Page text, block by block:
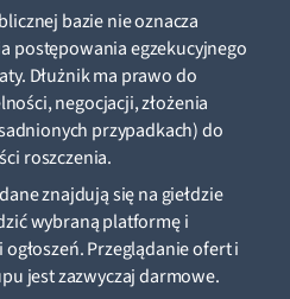
bazie nie oznacza
postępowania egzekucyjnego
Dłużnik ma prawo do
negocjacji, złożenia
przypadkach) do
roszczenia.
znajdują się na giełdzie
wybraną platformę i
Przeglądanie ofert i
jest zazwyczaj darmowe.